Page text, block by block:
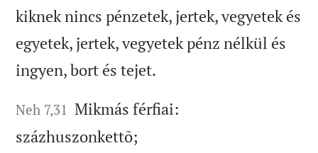
kiknek nincs pénzetek, jertek, vegyetek és
egyetek, jertek, vegyetek pénz nélkül és
ingyen, bort és tejet.
Neh 7,31 Mikmás férfiai:
százhuszonkettõ;